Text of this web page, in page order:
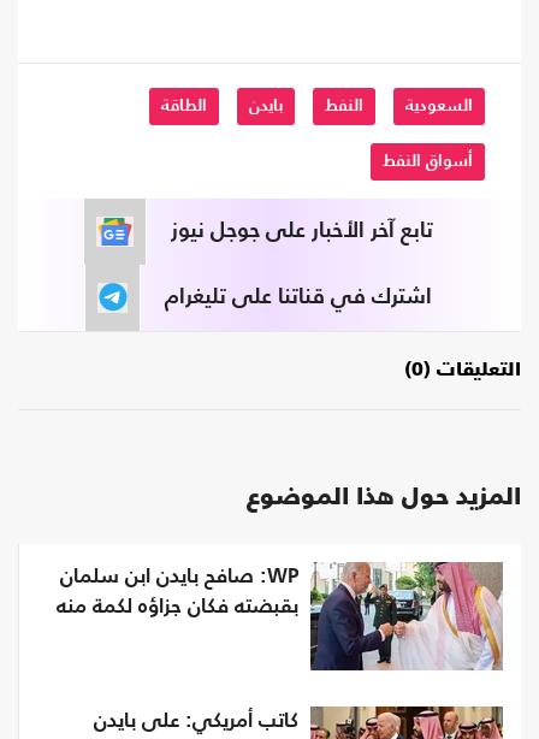
السعودية النفط بايدن الطاقة
أسواق النفط
تابع آخر الأخبار على جوجل نيوز
اشترك في قناتنا على تليغرام
التعليقات (0)
المزيد حول هذا الموضوع
WP: صافح بايدن ابن سلمان
بقبضته فكان جزاؤه لكمة منه
كاتب أمريكي: على بايدن